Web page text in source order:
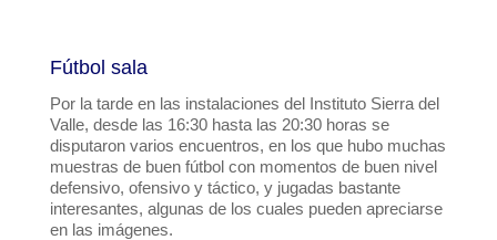
Fútbol sala
Por la tarde en las instalaciones del Instituto Sierra del
Valle, desde las 16:30 hasta las 20:30 horas se
disputaron varios encuentros, en los que hubo muchas
muestras de buen fútbol con momentos de buen nivel
defensivo, ofensivo y táctico, y jugadas bastante
interesantes, algunas de los cuales pueden apreciarse
en las imágenes.